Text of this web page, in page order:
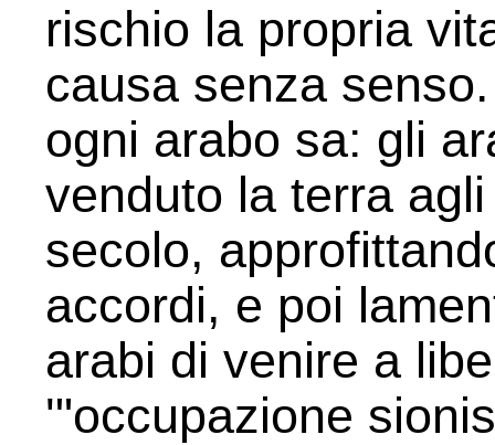
rischio la propria
causa senza
ogni arabo sa: gli
venduto la terra
secolo,
accordi, e poi
arabi di venire a
'"occupazione